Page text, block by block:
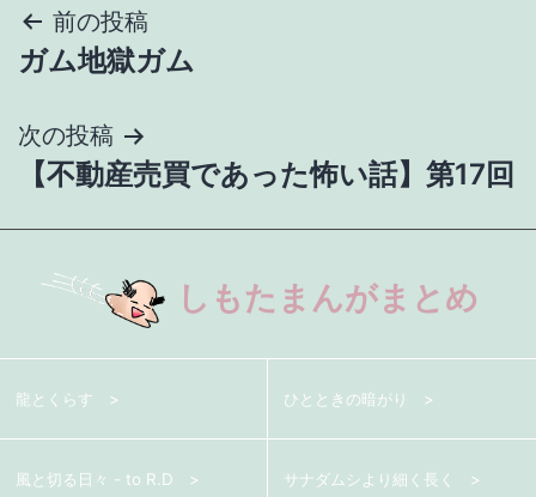
投
稿
ナ
ビ
ゲ
ー
シ
ョ
ン
前の投稿
ガム地獄ガム
次の投稿
【不動産売買であった怖い話】第17回
しもたまんがまとめ
龍とくらす ひとときの暗がり
風と切る日々 - to R.D サナダムシより細く長く